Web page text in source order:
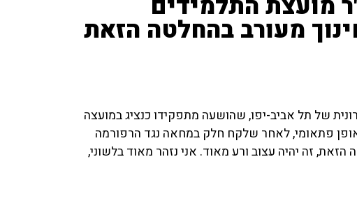
מעורב בהחלטה הזאת
של תל אביב-יפו, שהושעה מתפקידו כנציג במועצה
פתאומי, לאחר שלקח חלק במחאה נגד הרפורמה
זה יהיה עצוב ורע מאוד. אני נזהר מאוד בלשוני,